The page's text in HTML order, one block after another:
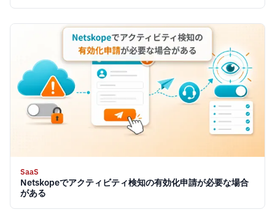
SaaS
Netskopeでアクティビティ検知の有効化申請が必要な場合
がある